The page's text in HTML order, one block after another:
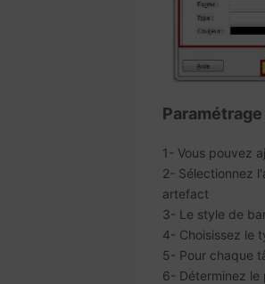
1- Vous pouvez
2- Sélectionnez
artefact
3- Le style de
4- Choisissez le
5- Pour chaque
6- Déterminez